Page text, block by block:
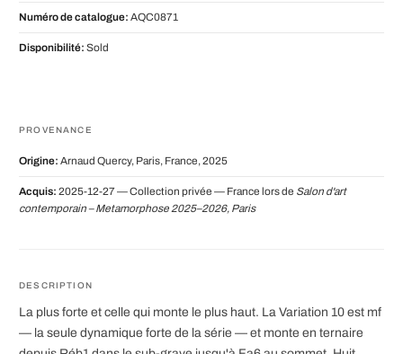
Numéro de catalogue: AQC0871
Disponibilité: Sold
PROVENANCE
Origine: Arnaud Quercy, Paris, France, 2025
Acquis: 2025-12-27 — Collection privée — France lors de Salon d'art
contemporain – Metamorphose 2025–2026, Paris
DESCRIPTION
La plus forte et celle qui monte le plus haut. La Variation 10 est mf
— la seule dynamique forte de la série — et monte en ternaire